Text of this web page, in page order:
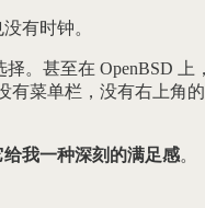
有时钟。
择。甚至在 OpenBSD 上
菜单栏，没有右上角的
给我一种深刻的满足感。